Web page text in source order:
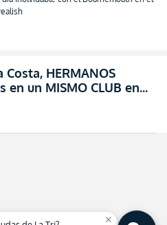
HERMANOS
en un MISMO CLUB en
close